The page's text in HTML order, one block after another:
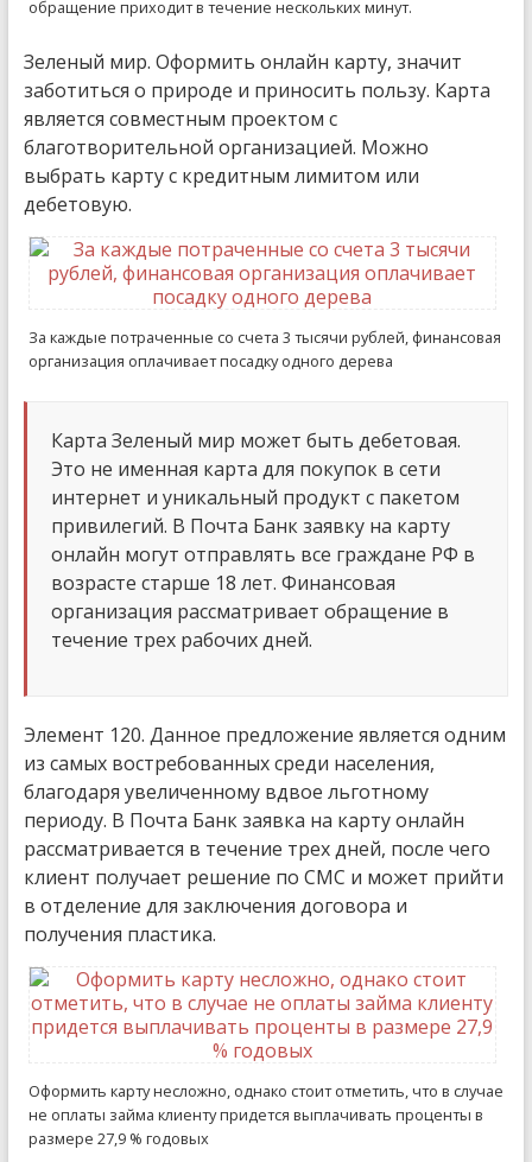
обращение приходит в течение нескольких минут.
Зеленый мир. Оформить онлайн карту, значит
заботиться о природе и приносить пользу. Карта
является совместным проектом с
благотворительной организацией. Можно
выбрать карту с кредитным лимитом или
дебетовую.
За каждые потраченные со счета 3 тысячи рублей, финансовая
организация оплачивает посадку одного дерева
Карта Зеленый мир может быть дебетовая.
Это не именная карта для покупок в сети
интернет и уникальный продукт с пакетом
привилегий. В Почта Банк заявку на карту
онлайн могут отправлять все граждане РФ в
возрасте старше 18 лет. Финансовая
организация рассматривает обращение в
течение трех рабочих дней.
Элемент 120. Данное предложение является одним
из самых востребованных среди населения,
благодаря увеличенному вдвое льготному
периоду. В Почта Банк заявка на карту онлайн
рассматривается в течение трех дней, после чего
клиент получает решение по СМС и может прийти
в отделение для заключения договора и
получения пластика.
Оформить карту несложно, однако стоит отметить, что в случае
не оплаты займа клиенту придется выплачивать проценты в
размере 27,9 % годовых